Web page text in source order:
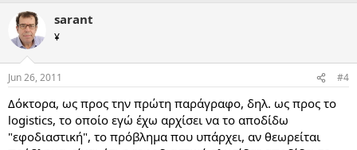
sarant
¥
Jun 26, 2011 #4
Δόκτορα, ως προς την πρώτη παράγραφο, δηλ. ως προς το
logistics, το οποίο εγώ έχω αρχίσει να το αποδίδω
"εφοδιαστική", το πρόβλημα που υπάρχει, αν θεωρείται